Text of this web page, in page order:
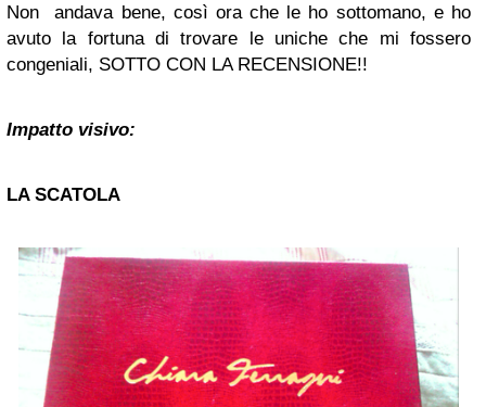
Non andava bene, così ora che le ho sottomano, e ho
avuto la fortuna di trovare le uniche che mi fossero
congeniali, SOTTO CON LA RECENSIONE!!
Impatto visivo:
LA SCATOLA